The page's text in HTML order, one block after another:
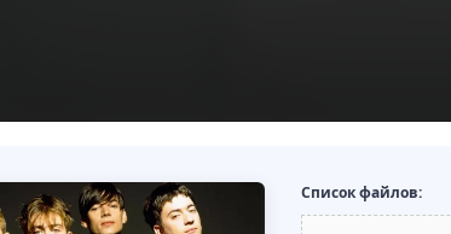
Список файлов: